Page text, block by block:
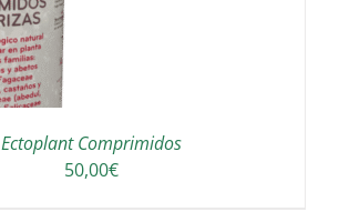
Ectoplant Comprimidos
50,00€